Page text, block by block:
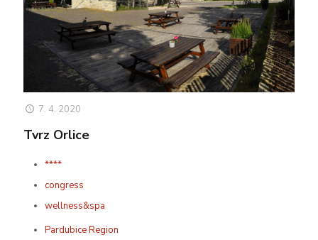
7. 4. 2020
Tvrz Orlice
****
congress
wellness&spa
Pardubice Region